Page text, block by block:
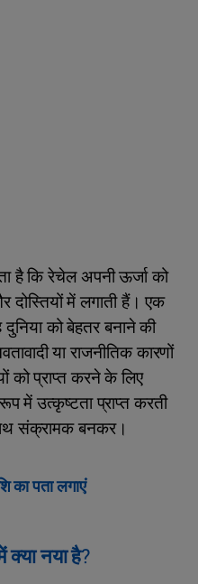
है कि रेचेल अपनी ऊर्जा को
दोस्तियों में लगाती हैं। एक
को बेहतर बनाने की
या राजनीतिक कारणों
को प्राप्त करने के लिए
में उत्कृष्टता प्राप्त करती
संक्रामक बनकर।
का पता लगाएं
नया है?